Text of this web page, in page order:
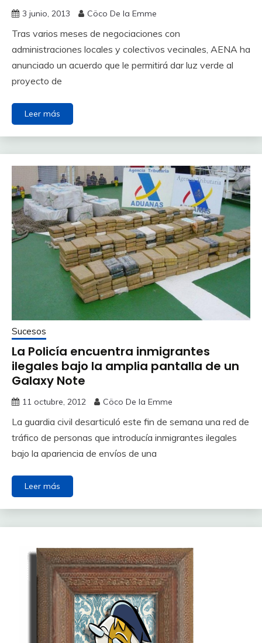
3 junio, 2013 Cöco De la Emme
Tras varios meses de negociaciones con
administraciones locales y colectivos vecinales, AENA ha
anunciado un acuerdo que le permitirá dar luz verde al
proyecto de
Leer más
Sucesos
La Policía encuentra inmigrantes
ilegales bajo la amplia pantalla de un
Galaxy Note
11 octubre, 2012 Cöco De la Emme
La guardia civil desarticuló este fin de semana una red de
tráfico de personas que introducía inmigrantes ilegales
bajo la apariencia de envíos de una
Leer más